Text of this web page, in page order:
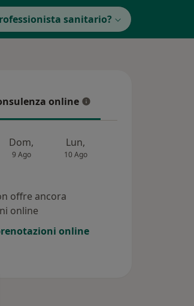
sanitario?
online
online
Dom,
9 Ago
Lun,
10 Ago
offre ancora
online
online